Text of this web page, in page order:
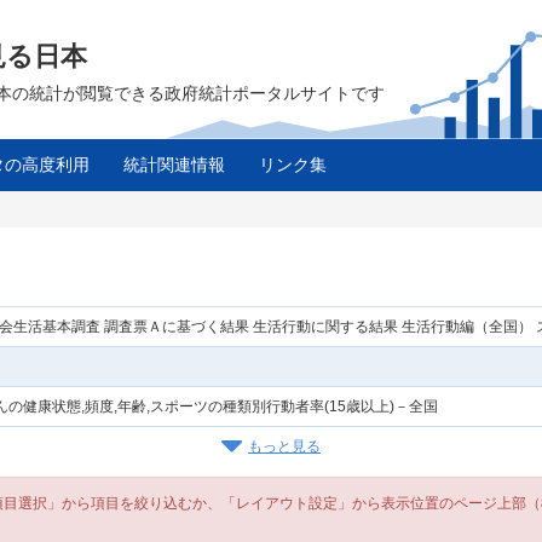
日本
の統計が閲覧できる政府統計ポータルサイトです
高度利用 統計関連情報 リンク集
生活基本調査 調査票Ａに基づく結果 生活行動に関する結果 生活行動編（全国）
の健康状態,頻度,年齢,スポーツの種類別行動者率(15歳以上)－全国
もっと見る
選択」から項目を絞り込むか、「レイアウト設定」から表示位置のページ上部